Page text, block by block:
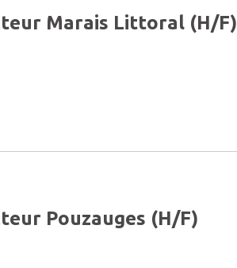
Marais Littoral (H/F)
Pouzauges (H/F)